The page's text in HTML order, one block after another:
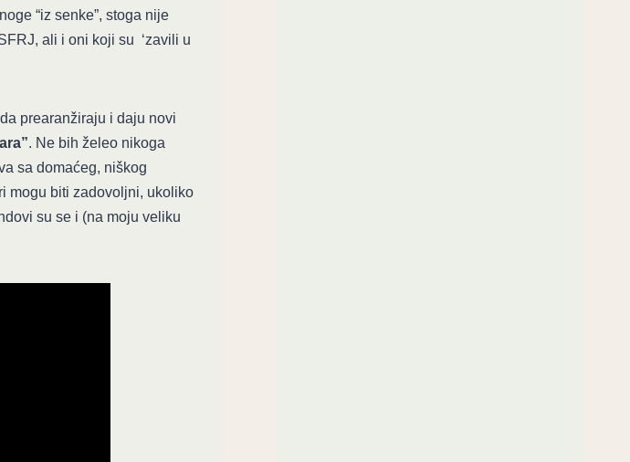
“iz senke”, stoga nije
ali i oni koji su ‘zavili u
prearanžiraju i daju novi
. Ne bih želeo nikoga
sa domaćeg, niškog
mogu biti zadovoljni, ukoliko
su se i (na moju veliku